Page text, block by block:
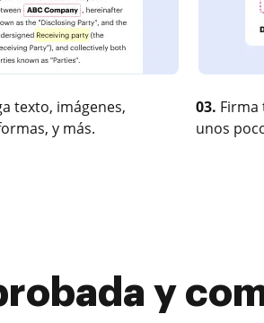
texto, imágenes,
y más.
03. Firma
unos
y